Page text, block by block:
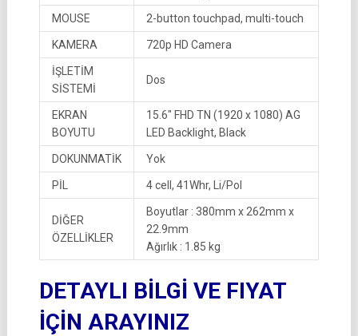
MOUSE 2-button touchpad, multi-touch
KAMERA 720p HD Camera
İŞLETİM
SİSTEMİ
Dos
EKRAN
BOYUTU
15.6″ FHD TN (1920 x 1080) AG
LED Backlight, Black
DOKUNMATİK Yok
PİL 4 cell, 41Whr, Li/Pol
DİĞER
ÖZELLİKLER
Boyutlar : 380mm x 262mm x
22.9mm
Ağırlık : 1.85 kg
DETAYLI BİLGİ VE FIYAT
İÇİN ARAYINIZ